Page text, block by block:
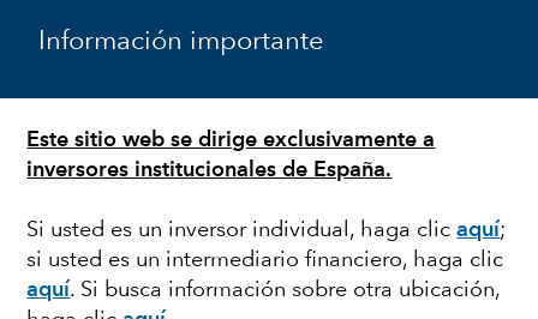
Información importante
Este sitio web se dirige exclusivamente a
inversores institucionales de España.
Si usted es un inversor individual, haga clicaquí;
si usted es un intermediario financiero, haga clic
aquí. Si busca información sobre otra ubicación,
RENTA FIJA